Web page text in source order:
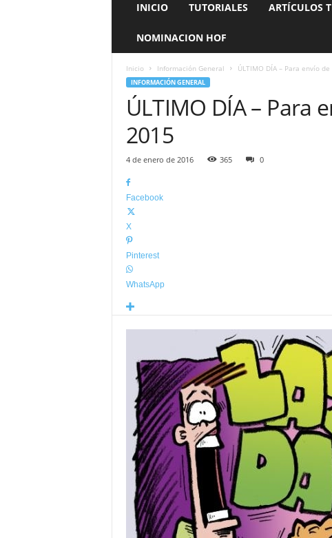
INICIO TUTORIALES ARTÍCULOS
NOMINACION HOF
Inicio Información General ÚLTIMO DÍA – Para envío
INFORMACIÓN GENERAL
ÚLTIMO DÍA – Para
2015
4 de enero de 2016 365 0
Facebook
X
Pinterest
WhatsApp